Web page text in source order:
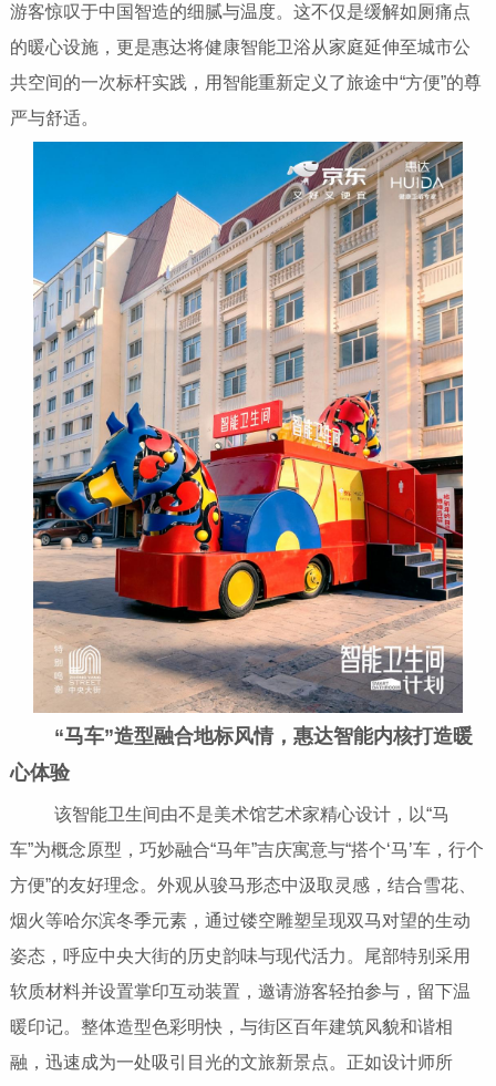
游客惊叹于中国智造的细腻与温度。这不仅是缓解如厕痛点
的暖心设施，更是惠达将健康智能卫浴从家庭延伸至城市公
共空间的一次标杆实践，用智能重新定义了旅途中“方便”的尊
严与舒适。
“马车”造型融合地标风情，惠达智能内核打造暖
心体验
该智能卫生间由不是美术馆艺术家精心设计，以“马
车”为概念原型，巧妙融合“马年”吉庆寓意与“搭个‘马’车，行个
方便”的友好理念。外观从骏马形态中汲取灵感，结合雪花、
烟火等哈尔滨冬季元素，通过镂空雕塑呈现双马对望的生动
姿态，呼应中央大街的历史韵味与现代活力。尾部特别采用
软质材料并设置掌印互动装置，邀请游客轻拍参与，留下温
暖印记。整体造型色彩明快，与街区百年建筑风貌和谐相
融，迅速成为一处吸引目光的文旅新景点。正如设计师所